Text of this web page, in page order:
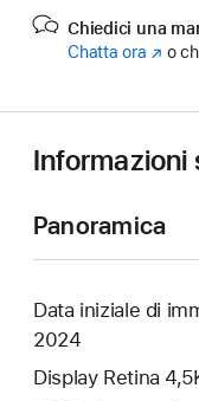
Chiedici una
Chatta ora (Si
nuova
o
Informazioni
Panoramica
Data iniziale di
2024
Display Retina